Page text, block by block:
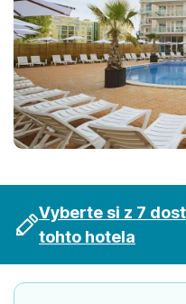
Vyberte si z 7
tohto hotela